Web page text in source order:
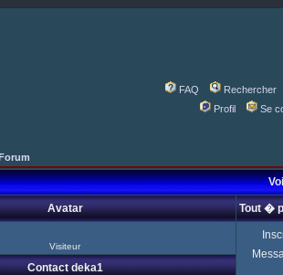
FAQ
Rechercher
Profil
Se
Avatar Tout �
Visiteur
Contact deka1